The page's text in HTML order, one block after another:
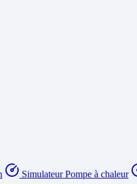
Simulateur Pompe à chaleur